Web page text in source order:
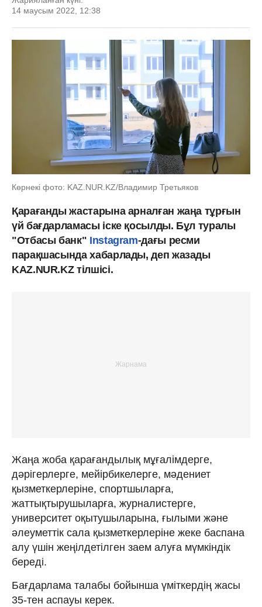
14 маусым 2022, 12:38
Көрнекі фото: KAZ.NUR.KZ/Владимир Третьяков
Қарағанды жастарына арналған жаңа тұрғын
үй бағдарламасы іске қосылды. Бұл туралы
"Отбасы банк" Instagram-дағы ресми
парақшасында хабарлады, деп жазады
KAZ.NUR.KZ тілшісі.
Жаңа жоба қарағандылық мұғалімдерге,
дәрігерлерге, мейірбикелерге, мәдениет
қызметкерлеріне, спортшыларға,
жаттықтырушыларға, журналистерге,
университет оқытушыларына, ғылыми және
әлеуметтік сала қызметкерлеріне жеке баспана
алу үшін жеңілдетілген заем алуға мүмкіндік
береді.
Бағдарлама талабы бойынша үміткердің жасы
35-тен аспауы керек.